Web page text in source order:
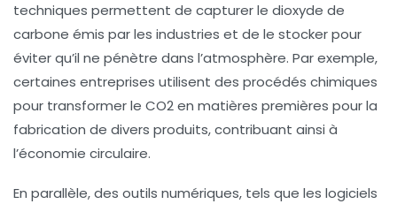
techniques permettent de capturer le dioxyde de
carbone émis par les industries et de le stocker pour
éviter qu’il ne pénètre dans l’atmosphère. Par exemple,
certaines entreprises utilisent des procédés chimiques
pour transformer le CO2 en matières premières pour la
fabrication de divers produits, contribuant ainsi à
l’économie circulaire.
En parallèle, des outils numériques, tels que les logiciels